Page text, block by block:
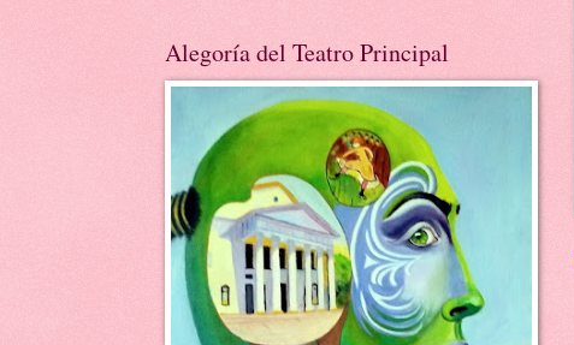
Alegoría del Teatro Principal